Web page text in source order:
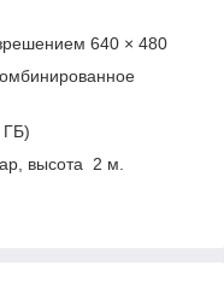
640 × 480
ГБ)
высота 2 м.